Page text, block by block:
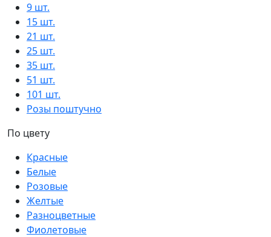
9 шт.
15 шт.
21 шт.
25 шт.
35 шт.
51 шт.
101 шт.
Розы поштучно
По цвету
Красные
Белые
Розовые
Желтые
Разноцветные
Фиолетовые